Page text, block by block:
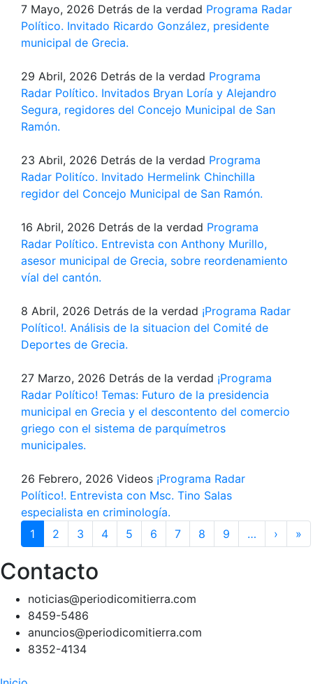
7 Mayo, 2026 Detrás de la verdad Programa Radar
Político. Invitado Ricardo González, presidente
municipal de Grecia.
29 Abril, 2026 Detrás de la verdad Programa
Radar Político. Invitados Bryan Loría y Alejandro
Segura, regidores del Concejo Municipal de San
Ramón.
23 Abril, 2026 Detrás de la verdad Programa
Radar Politíco. Invitado Hermelink Chinchilla
regidor del Concejo Municipal de San Ramón.
16 Abril, 2026 Detrás de la verdad Programa
Radar Político. Entrevista con Anthony Murillo,
asesor municipal de Grecia, sobre reordenamiento
víal del cantón.
8 Abril, 2026 Detrás de la verdad ¡Programa Radar
Político!. Análisis de la situacion del Comité de
Deportes de Grecia.
27 Marzo, 2026 Detrás de la verdad ¡Programa
Radar Político! Temas: Futuro de la presidencia
municipal en Grecia y el descontento del comercio
griego con el sistema de parquímetros
municipales.
26 Febrero, 2026 Videos ¡Programa Radar
Político!. Entrevista con Msc. Tino Salas
especialista en criminología.
Paginación
1 2 3 4 5 6 7 8 9 … ›
página
»
Contacto
noticias@periodicomitierra.com
8459-5486
anuncios@periodicomitierra.com
8352-4134